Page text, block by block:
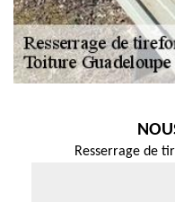
Resserrage de